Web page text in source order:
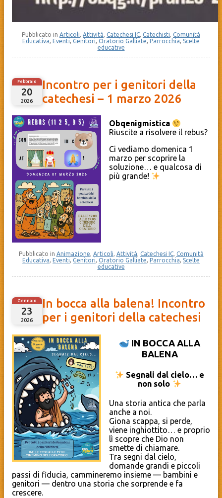
Pubblicato in Articoli, Attività, Catechesi IC, Catechisti, Comunità
Educativa, Eventi, Genitori, Oratorio Galliate, Parrocchia, Scelte
educative
Febbraio
20
2026
Incontro per i genitori della
catechesi – 1 marzo 2026
Obqenigmistica
Riuscite a risolvere il rebus?
Ci vediamo domenica 1
marzo per scoprire la
soluzione… e qualcosa di
più grande!
Pubblicato in Animazione, Articoli, Attività, Catechesi IC, Comunità
Educativa, Eventi, Genitori, Oratorio Galliate, Parrocchia, Scelte
educative
Gennaio
23
2026
In bocca alla balena! Incontro
per i genitori della catechesi
IN BOCCA ALLA
BALENA
Segnali dal cielo… e
non solo
Una storia antica che parla
anche a noi.
Giona scappa, si perde,
viene inghiottito… e proprio
lì scopre che Dio non
smette di chiamare.
Tra segni dal cielo,
domande grandi e piccoli
passi di fiducia, cammineremo insieme — bambini e
genitori — dentro una storia che sorprende e fa
crescere.